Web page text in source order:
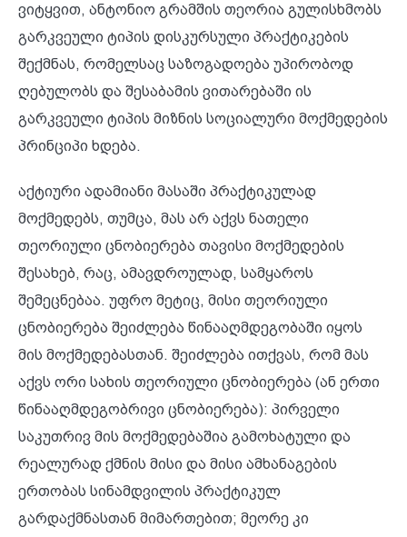
ვიტყვით, ანტონიო გრამშის თეორია გულისხმობს
გარკვეული ტიპის დისკურსული პრაქტიკების
შექმნას, რომელსაც საზოგადოება უპირობოდ
ღებულობს და შესაბამის ვითარებაში ის
გარკვეული ტიპის მიზნის სოციალური მოქმედების
პრინციპი ხდება.
აქტიური ადამიანი მასაში პრაქტიკულად
მოქმედებს, თუმცა, მას არ აქვს ნათელი
თეორიული ცნობიერება თავისი მოქმედების
შესახებ, რაც, ამავდროულად, სამყაროს
შემეცნებაა. უფრო მეტიც, მისი თეორიული
ცნობიერება შეიძლება წინააღმდეგობაში იყოს
მის მოქმედებასთან. შეიძლება ითქვას, რომ მას
აქვს ორი სახის თეორიული ცნობიერება (ან ერთი
წინააღმდეგობრივი ცნობიერება): პირველი
საკუთრივ მის მოქმედებაშია გამოხატული და
რეალურად ქმნის მისი და მისი ამხანაგების
ერთობას სინამდვილის პრაქტიკულ
გარდაქმნასთან მიმართებით; მეორე კი